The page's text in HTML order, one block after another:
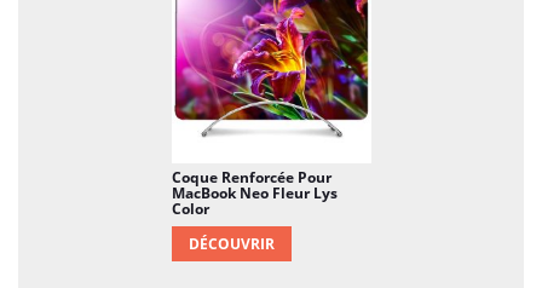
Coque Renforcée Pour
MacBook Neo Fleur Lys
Color
DÉCOUVRIR